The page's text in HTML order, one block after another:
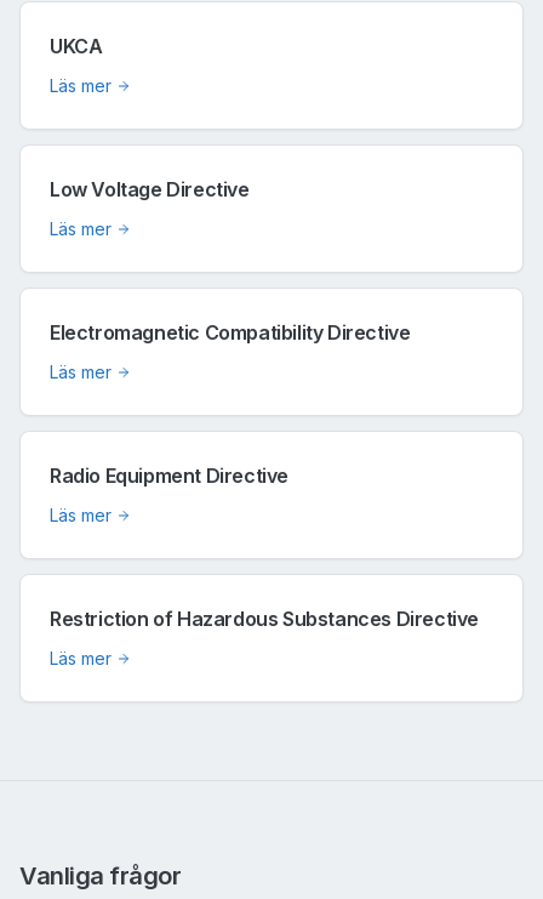
UKCA
Läs mer
Low Voltage Directive
Läs mer
Electromagnetic Compatibility Directive
Läs mer
Radio Equipment Directive
Läs mer
Restriction of Hazardous Substances Directive
Läs mer
Vanliga frågor